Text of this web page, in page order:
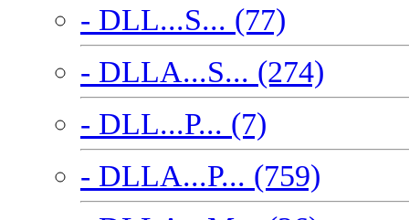
- DLL...S... (77)
- DLLA...S... (274)
- DLL...P... (7)
- DLLA...P... (759)